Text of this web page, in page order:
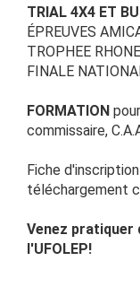
TRIAL 4X4 ET
ÉPREUVES
TROPHEE
FINALE
FORMATION
commissaire,
Fiche
téléchargement
Venez pratiquer
l'UFOLEP!